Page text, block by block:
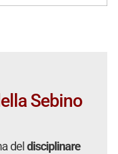
Sebino
deldisciplinare